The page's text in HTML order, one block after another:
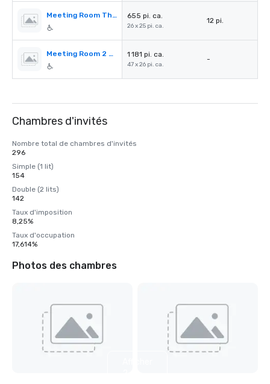
Meeting Room Three 655 pi. ca.
26 x 25 pi. ca.
12 pi.
Meeting Room 2 & 3 1 181 pi. ca.
47 x 26 pi. ca.
-
Chambres d'invités
Nombre total de chambres d'invités
296
Simple (1 lit)
154
Double (2 lits)
142
Taux d'imposition
8,25%
Taux d'occupation
17,614%
Photos des chambres